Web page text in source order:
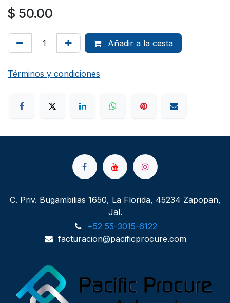
$ 50.00
Añadir a la cesta
Términos y condiciones
C. Priv. Bugambilias 1650, La Florida, 45234 Zapopan,
Jal.
+52 55-3015-6122
facturacion@pacificprocure.com